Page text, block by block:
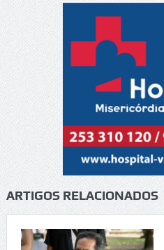
ARTIGOS RELACIONADOS